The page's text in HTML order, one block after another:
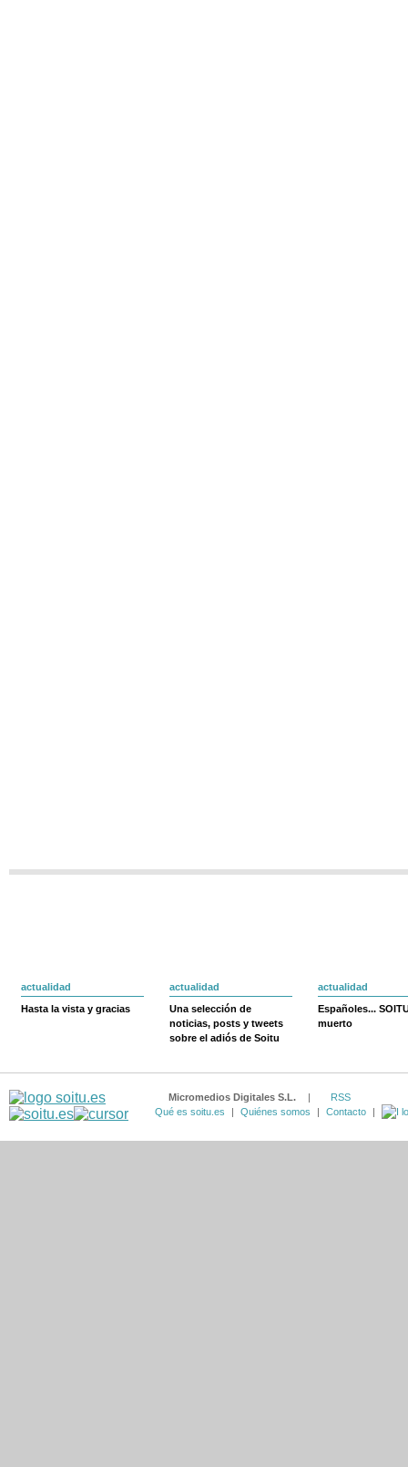
actualidad
Hasta la vista y gracias
actualidad
Una selección de
noticias, posts y tweets
sobre el adiós de Soitu
actualidad
Españoles...
muerto
Micromedios Digitales S.L. |
RSS
Qué es soitu.es
| Quiénes somos | Contacto |